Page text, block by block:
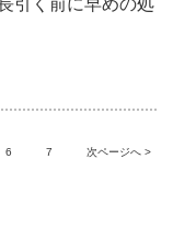
引く前に早めの処
6 7 次ページへ >